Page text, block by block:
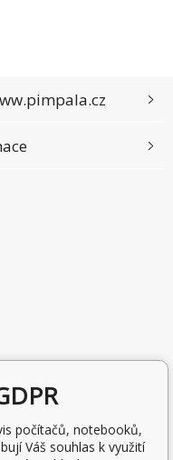
počítačů, notebooků,
Váš souhlas k využití